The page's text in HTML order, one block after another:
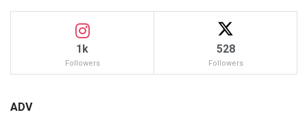
1k
Followers
528
Followers
ADV